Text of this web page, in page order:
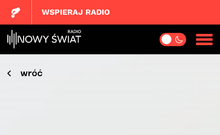
WSPIERAJ RADIO
wróć